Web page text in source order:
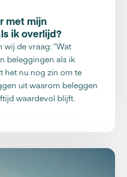
met mijn
ik overlijd?
de vraag: “Wat
beleggingen als ik
het nu nog zin om te
uit waarom beleggen
waardevol blijft.